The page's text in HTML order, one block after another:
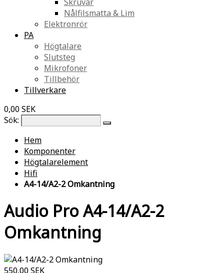
Nålfilsmatta & Lim
Elektronrör
PA
Högtalare
Slutsteg
Mikrofoner
Tillbehör
Tillverkare
0,00 SEK
Sök:
Hem
Komponenter
Högtalarelement
Hifi
A4-14/A2-2 Omkantning
Audio Pro A4-14/A2-2
Omkantning
550,00 SEK